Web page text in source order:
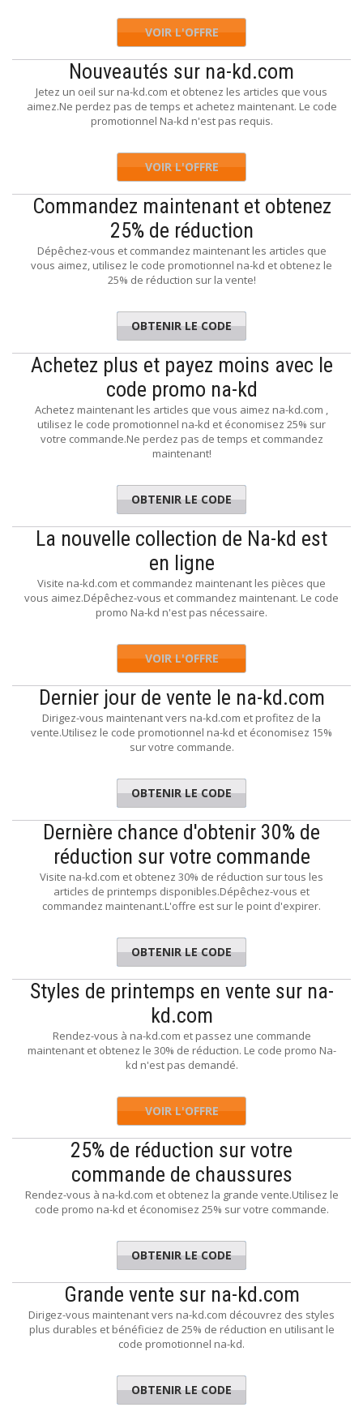
VOIR L'OFFRE
Nouveautés sur na-kd.com
Jetez un oeil sur na-kd.com et obtenez les articles que vous
aimez.Ne perdez pas de temps et achetez maintenant. Le code
promotionnel Na-kd n'est pas requis.
VOIR L'OFFRE
Commandez maintenant et obtenez
25% de réduction
Dépêchez-vous et commandez maintenant les articles que
vous aimez, utilisez le code promotionnel na-kd et obtenez le
25% de réduction sur la vente!
NEWS
OBTENIR LE CODE
Achetez plus et payez moins avec le
code promo na-kd
Achetez maintenant les articles que vous aimez na-kd.com ,
utilisez le code promotionnel na-kd et économisez 25% sur
votre commande.Ne perdez pas de temps et commandez
maintenant!
NEWS
OBTENIR LE CODE
La nouvelle collection de Na-kd est
en ligne
Visite na-kd.com et commandez maintenant les pièces que
vous aimez.Dépêchez-vous et commandez maintenant. Le code
promo Na-kd n'est pas nécessaire.
VOIR L'OFFRE
Dernier jour de vente le na-kd.com
Dirigez-vous maintenant vers na-kd.com et profitez de la
vente.Utilisez le code promotionnel na-kd et économisez 15%
sur votre commande.
EXTRA15
OBTENIR LE CODE
Dernière chance d'obtenir 30% de
réduction sur votre commande
Visite na-kd.com et obtenez 30% de réduction sur tous les
articles de printemps disponibles.Dépêchez-vous et
commandez maintenant.L'offre est sur le point d'expirer.
SPRING
OBTENIR LE CODE
Styles de printemps en vente sur na-
kd.com
Rendez-vous à na-kd.com et passez une commande
maintenant et obtenez le 30% de réduction. Le code promo Na-
kd n'est pas demandé.
VOIR L'OFFRE
25% de réduction sur votre
commande de chaussures
Rendez-vous à na-kd.com et obtenez la grande vente.Utilisez le
code promo na-kd et économisez 25% sur votre commande.
NGSHOES
OBTENIR LE CODE
Grande vente sur na-kd.com
Dirigez-vous maintenant vers na-kd.com découvrez des styles
plus durables et bénéficiez de 25% de réduction en utilisant le
code promotionnel na-kd.
REBORN
OBTENIR LE CODE